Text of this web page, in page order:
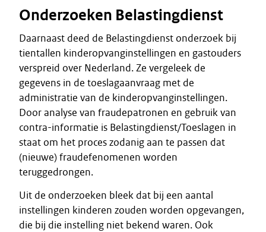
Onderzoeken Belastingdienst
Daarnaast deed de Belastingdienst onderzoek bij
tientallen kinderopvanginstellingen en gastouders
verspreid over Nederland. Ze vergeleek de
gegevens in de toeslagaanvraag met de
administratie van de kinderopvanginstellingen.
Door analyse van fraudepatronen en gebruik van
contra-informatie is Belastingdienst/Toeslagen in
staat om het proces zodanig aan te passen dat
(nieuwe) fraudefenomenen worden
teruggedrongen.
Uit de onderzoeken bleek dat bij een aantal
instellingen kinderen zouden worden opgevangen,
die bij die instelling niet bekend waren. Ook